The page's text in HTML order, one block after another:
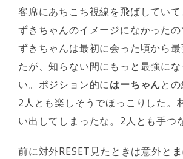
客席にあちこち視線を飛ばしてい
ずきちゃんのイメージになかったの
ずきちゃんは最初に会った頃から
たが、知らない間にもっと最強に
い。ポジション的にはーちゃんとの
2人とも楽しそうでほっこりした。
い出してしまったな。2人とも手つ
前に対外RESET見たときは意外と